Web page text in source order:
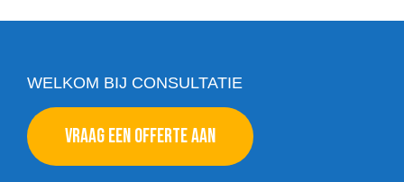
WELKOM BIJ CONSULTATIE
VRAAG EEN OFFERTE AAN